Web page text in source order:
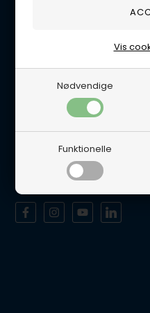
Nødvendige
Funktionelle
Vis
Åbningstider
Man-Tor 8-12 & 12.30-16.00
Fredag 8-12 & 12.30-15.30
Lukket Lørdage/Søndag
Det er muligt at afhente
Sociale medier